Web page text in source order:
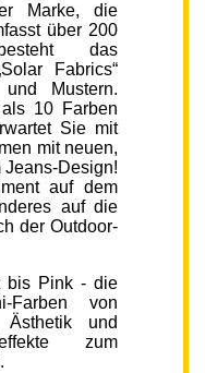
Marke, die
über 200
das
Fabrics“
Mustern.
10 Farben
Sie mit
mit neuen,
Design!
auf dem
auf die
der Outdoor-
bis Pink - die
von
Ästhetik und
zum